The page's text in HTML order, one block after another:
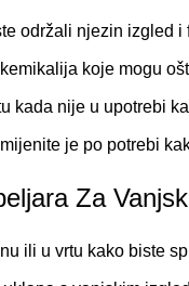
održali njezin izgled i
koje mogu
kada nije u upotrebi
je po potrebi
Za
ili u vrtu kako biste